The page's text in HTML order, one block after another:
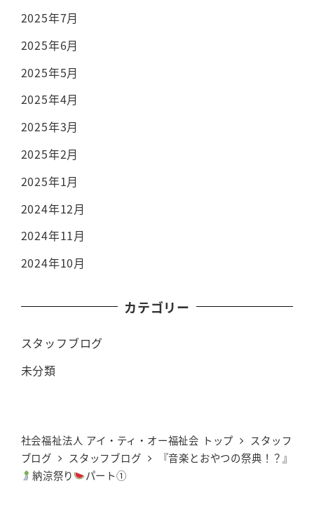
2025年7月
2025年6月
2025年5月
2025年4月
2025年3月
2025年2月
2025年1月
2024年12月
2024年11月
2024年10月
カテゴリー
スタッフブログ
未分類
社会福祉法人 アイ・ティ・オー福祉会 トップ
スタッフ
ブログ
スタッフブログ
『音楽とおやつの祭典！？』
納涼祭り
パート①